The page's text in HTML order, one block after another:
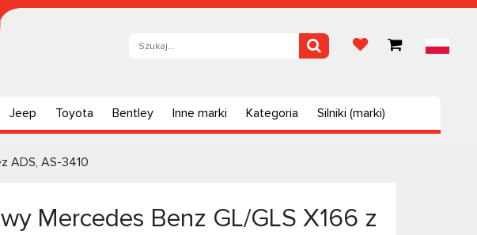
Jeep Toyota Bentley Inne marki Kategoria Silniki (marki)
ADS, AS-3410
Mercedes Benz GL/GLS X166 z